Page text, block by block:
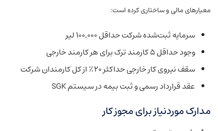
معیارهای مالی و ساختاری کرده است:
سرمایه ثبت‌شده شرکت حداقل ۱۰۰,۰۰۰ لیر
وجود حداقل ۵ کارمند ترک برای هر کارمند خارجی
سقف نیروی کار خارجی حداکثر ۲۰٪ از کل کارمندان شرکت
عقد قرارداد رسمی و ثبت بیمه در سیستم SGK
مدارک موردنیاز برای مجوز کار